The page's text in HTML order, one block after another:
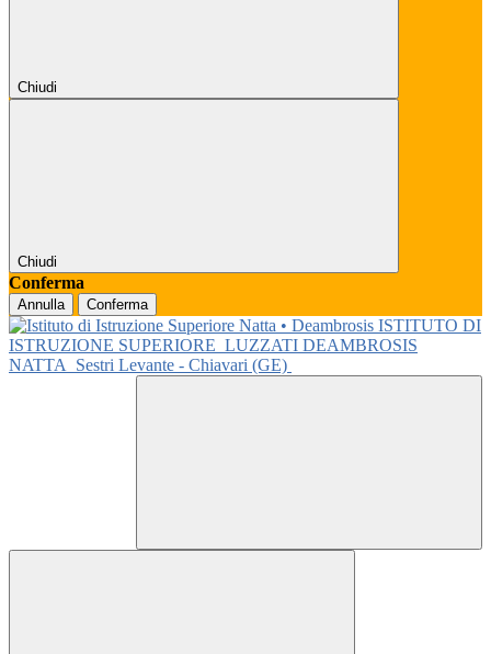
Chiudi
Chiudi
Conferma
Annulla Conferma
ISTITUTO DI
ISTRUZIONE SUPERIORE LUZZATI DEAMBROSIS
NATTA
Sestri Levante - Chiavari (GE)